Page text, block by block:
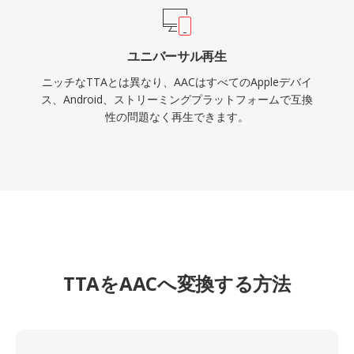
ユニバーサル再生
ニッチなTTAとは異なり、AACはすべてのAppleデバイ
ス、Android、ストリーミングプラットフォームで互換
性の問題なく再生できます。
TTAをAACへ変換する方法